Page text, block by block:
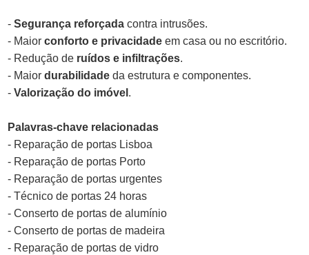
- Segurança reforçada contra intrusões.
- Maior conforto e privacidade em casa ou no escritório.
- Redução de ruídos e infiltrações.
- Maior durabilidade da estrutura e componentes.
- Valorização do imóvel .
Palavras-chave relacionadas
- Reparação de portas Lisboa
- Reparação de portas Porto
- Reparação de portas urgentes
- Técnico de portas 24 horas
- Conserto de portas de alumínio
- Conserto de portas de madeira
- Reparação de portas de vidro